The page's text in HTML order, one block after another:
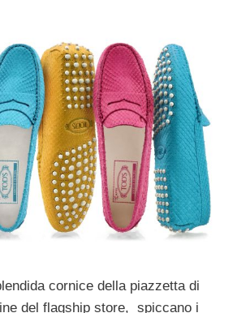
cornice della piazzetta di
del flagship store, spiccano i